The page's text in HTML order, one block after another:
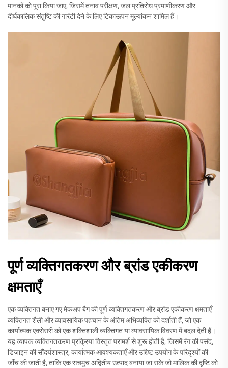
मानकों को पूरा किया जाए, जिसमें तनाव परीक्षण, जल प्रतिरोध प्रमाणीकरण और
दीर्घकालिक संतुष्टि की गारंटी देने के लिए टिकाऊपन मूल्यांकन शामिल हैं।
पूर्ण व्यक्तिगतकरण और ब्रांड एकीकरण
क्षमताएँ
एक व्यक्तिगत बनाए गए मेकअप बैग की पूर्ण व्यक्तिगतकरण और ब्रांड एकीकरण क्षमताएँ
व्यक्तिगत शैली और व्यावसायिक पहचान के अंतिम अभिव्यक्ति को दर्शाती हैं, जो एक
कार्यात्मक एक्सेसरी को एक शक्तिशाली व्यक्तिगत या व्यावसायिक विवरण में बदल देती हैं।
यह व्यापक व्यक्तिगतकरण प्रक्रिया विस्तृत परामर्श से शुरू होती है, जिसमें रंग की पसंद,
डिज़ाइन की सौंदर्यशास्त्र, कार्यात्मक आवश्यकताएँ और उद्दिष्ट उपयोग के परिदृश्यों की
जाँच की जाती है, ताकि एक सचमुच अद्वितीय उत्पाद बनाया जा सके जो मालिक की दृष्टि को